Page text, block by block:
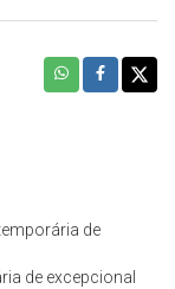
de
de excepcional